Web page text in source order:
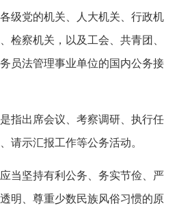
党的机关、人大机关、行政机
检察机关，以及工会、共青团、
员法管理事业单位的国内公务接
指出席会议、考察调研、执行任
请示汇报工作等公务活动。
坚持有利公务、务实节俭、严
明、尊重少数民族风俗习惯的原